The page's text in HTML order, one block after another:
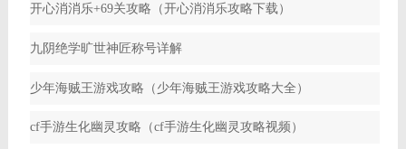
开心消消乐+69关攻略（开心消消乐攻略下载）
九阴绝学旷世神匠称号详解
少年海贼王游戏攻略（少年海贼王游戏攻略大全）
cf手游生化幽灵攻略（cf手游生化幽灵攻略视频）